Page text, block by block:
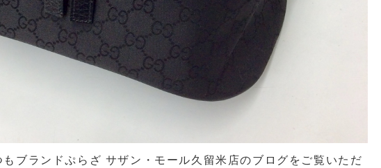
もブランドぷらざ サザン・モール久留米店のブログをご覧いただ